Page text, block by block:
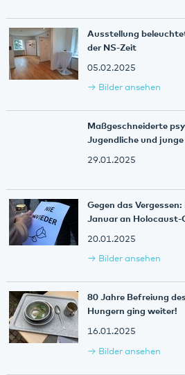
Ausstellung
der NS-Zeit
05.02.2025
Bilder ansehen
Maßgeschneiderte
Jugendliche und
29.01.2025
Gegen das
Januar an Holocaust-
20.01.2025
Bilder ansehen
80 Jahre Befreiung
Hungern ging weiter!
16.01.2025
Bilder ansehen